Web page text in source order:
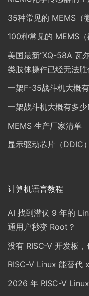
35种常见的 MEMS（
100种常见的 MEMS
美国最新“XQ-58A 瓦
类肢体操作已经无法胜
一架F-35战斗机大概
一架战斗机大概有多少
MEMS 生产厂家清单
显示驱动芯片（DDIC
计算机语言教程
AI 找到潜伏 9 年的
通用户秒变 Root？
没有 RISC-V 开发板
RISC-V Linux 能替代
2026 年 RISC-V